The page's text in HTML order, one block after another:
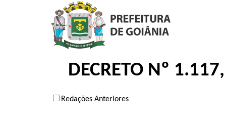
DECRETO Nº
Redações Anteriores